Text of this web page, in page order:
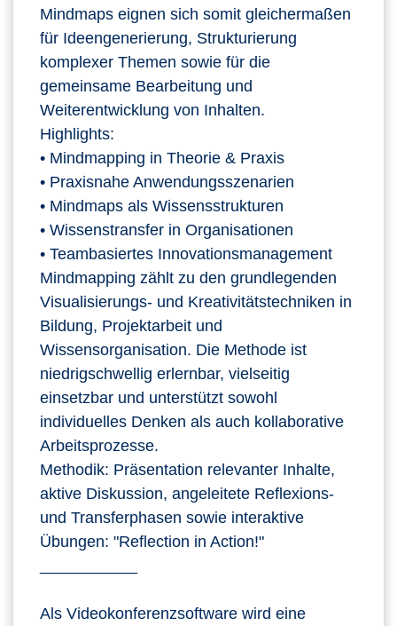
Mindmaps eignen sich somit gleichermaßen
für Ideengenerierung, Strukturierung
komplexer Themen sowie für die
gemeinsame Bearbeitung und
Weiterentwicklung von Inhalten.
Highlights:
• Mindmapping in Theorie & Praxis
• Praxisnahe Anwendungsszenarien
• Mindmaps als Wissensstrukturen
• Wissenstransfer in Organisationen
• Teambasiertes Innovationsmanagement
Mindmapping zählt zu den grundlegenden
Visualisierungs- und Kreativitätstechniken in
Bildung, Projektarbeit und
Wissensorganisation. Die Methode ist
niedrigschwellig erlernbar, vielseitig
einsetzbar und unterstützt sowohl
individuelles Denken als auch kollaborative
Arbeitsprozesse.
Methodik: Präsentation relevanter Inhalte,
aktive Diskussion, angeleitete Reflexions-
und Transferphasen sowie interaktive
Übungen: "Reflection in Action!"
Als Videokonferenzsoftware wird eine